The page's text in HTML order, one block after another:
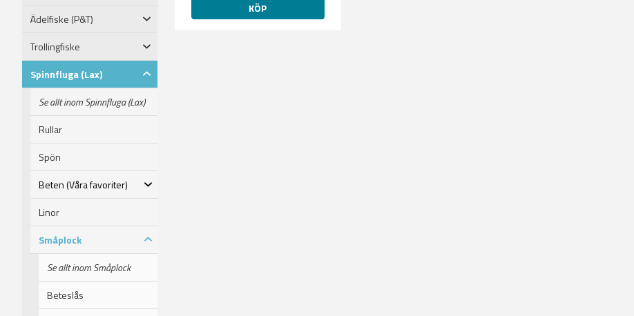
Ädelfiske (P&T)
Trollingfiske
Spinnfluga (Lax)
Se allt inom Spinnfluga (Lax)
Rullar
Spön
Beten (Våra favoriter)
Linor
Småplock
Se allt inom Småplock
Beteslås
KÖP